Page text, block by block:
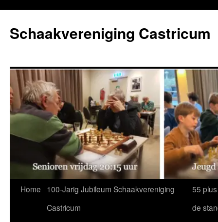
de
inhoud
Schaakvereniging Castricum
Home
100-Jarig Jubileum Schaakvereniging
Castricum
55
de